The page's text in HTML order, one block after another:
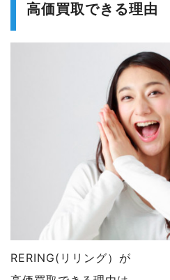
高価買取できる理由
RERING(リリング）が